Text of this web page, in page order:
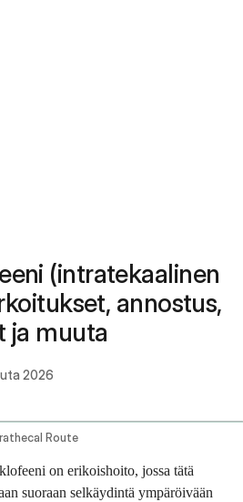
(intratekaalinen
annostus,
ja muuta
2026
Route
on erikoishoito, jossa tätä
suoraan selkäydintä ympäröivään